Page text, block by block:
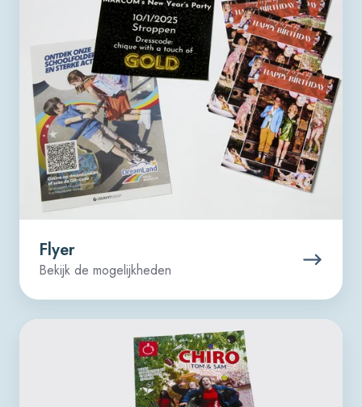
Flyer
Bekijk de mogelijkheden
Affiche